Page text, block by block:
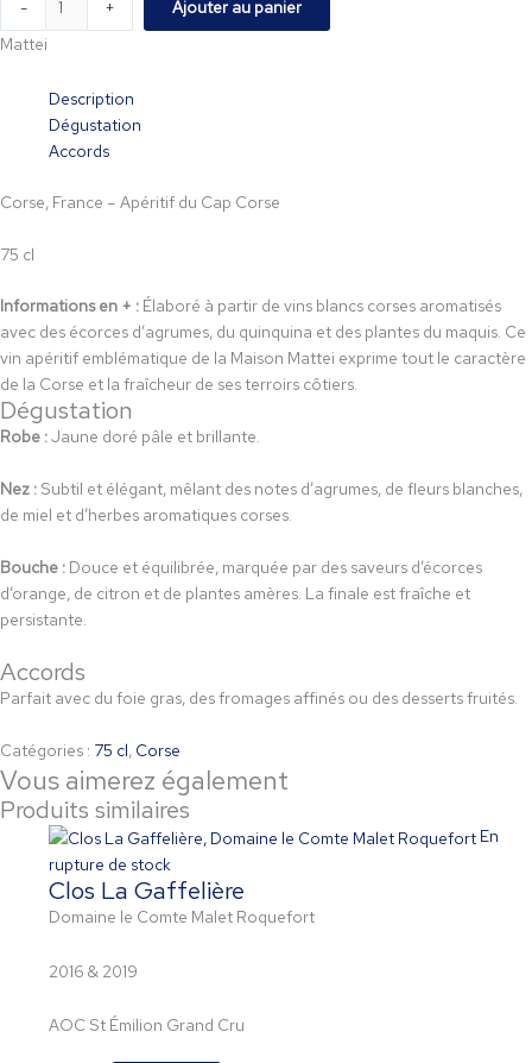
- +
Ajouter au panier
Mattei
Description
Dégustation
Accords
Corse, France – Apéritif du Cap Corse
75 cl
Informations en + : Élaboré à partir de vins blancs corses aromatisés
avec des écorces d’agrumes, du quinquina et des plantes du maquis. Ce
vin apéritif emblématique de la Maison Mattei exprime tout le caractère
de la Corse et la fraîcheur de ses terroirs côtiers.
Dégustation
Robe :Jaune doré pâle et brillante.
Nez : Subtil et élégant, mêlant des notes d’agrumes, de fleurs blanches,
de miel et d’herbes aromatiques corses.
Bouche : Douce et équilibrée, marquée par des saveurs d’écorces
d’orange, de citron et de plantes amères. La finale est fraîche et
persistante.
Accords
Parfait avec du foie gras, des fromages affinés ou des desserts fruités.
Catégories : 75 cl, Corse
Vous aimerez également
Produits similaires
En
rupture de stock
Clos La Gaffelière
Domaine le Comte Malet Roquefort
2016 & 2019
AOC St Émilion Grand Cru